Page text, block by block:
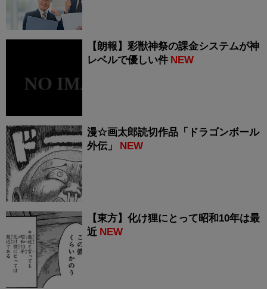
【朗報】彩獣神祭の課金システムが神
レベルで優しい件 NEW
漫☆画太郎読切作品「ドラゴンボール
外伝」
NEW
【東方】化け狸にとって昭和10年は最
近 NEW